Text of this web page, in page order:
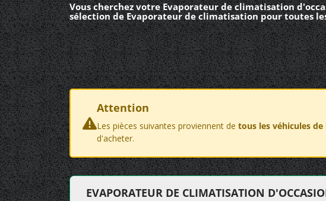
Vous cherchez votre Evaporateur de climatisation
sélection de Evaporateur de climatisation pour toutes
Attention
Les pièces suivantes proviennent de tous les véhicules de
d'acheter.
EVAPORATEUR DE CLIMATISATION